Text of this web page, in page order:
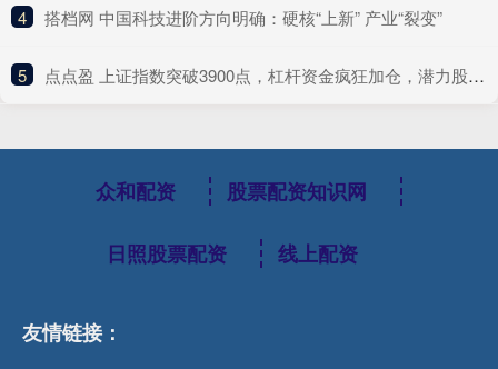
4 ​搭档网 中国科技进阶方向明确：硬核“上新” 产业“裂变”
5 ​点点盈 上证指数突破3900点，杠杆资金疯狂加仓，潜力股爆发在即
众和配资 股票配资知识网
日照股票配资 线上配资
友情链接：